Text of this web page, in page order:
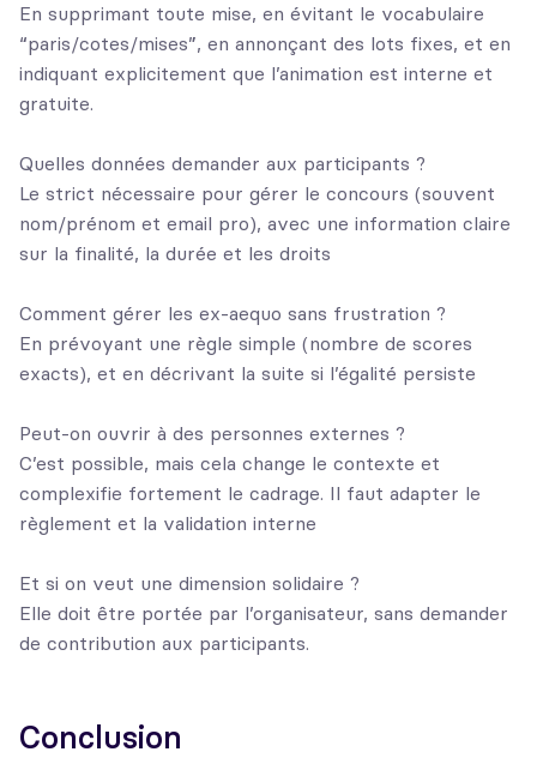
En supprimant toute mise, en évitant le vocabulaire
“paris/cotes/mises”, en annonçant des lots fixes, et en
indiquant explicitement que l’animation est interne et
gratuite.
Quelles données demander aux participants ?
Le strict nécessaire pour gérer le concours (souvent
nom/prénom et email pro), avec une information claire
sur la finalité, la durée et les droits
Comment gérer les ex-aequo sans frustration ?
En prévoyant une règle simple (nombre de scores
exacts), et en décrivant la suite si l’égalité persiste
Peut-on ouvrir à des personnes externes ?
C’est possible, mais cela change le contexte et
complexifie fortement le cadrage. Il faut adapter le
règlement et la validation interne
Et si on veut une dimension solidaire ?
Elle doit être portée par l’organisateur, sans demander
de contribution aux participants.
Conclusion